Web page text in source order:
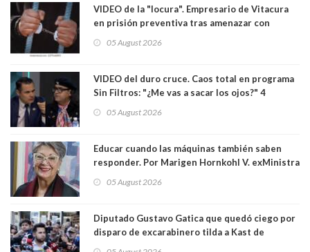
VIDEO de la "locura". Empresario de Vitacura
en prisión preventiva tras amenazar con
Los persiguió en potente camioneta
05 August 2026
VIDEO del duro cruce. Caos total en programa
Sin Filtros: "¿Me vas a sacar los ojos?" 4
excarabinero que dejó ciego a Gustavo Gatica:
05 August 2026
Educar cuando las máquinas también saben
responder. Por Marigen Hornkohl V. exMinistra
05 August 2026
Diputado Gustavo Gatica que quedó ciego por
disparo de excarabinero tilda a Kast de